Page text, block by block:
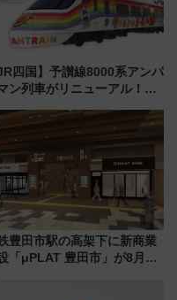
JR四国】予讃線8000系アンパ
ン列車がリニューアル！内
12月
豊田市駅の高架下に新商業
「μPLAT 豊田市」が8月26